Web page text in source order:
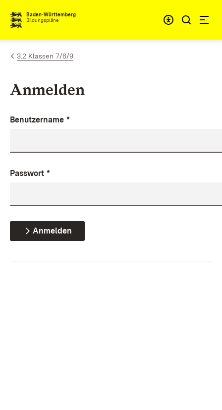
Zum Inhalt springen
Baden-Württemberg
Bildungspläne
3.2 Klassen 7/8/9
Anmelden
Benutzername *
Passwort *
Anmelden